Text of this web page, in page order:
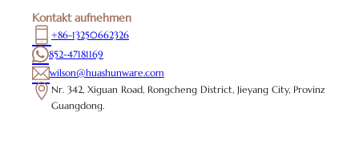
Kontakt aufnehmen
+86-13250662326
852-47181169
wilson@huashunware.com
Nr. 342, Xiguan Road, Rongcheng District, Jieyang City, Provinz
Guangdong.